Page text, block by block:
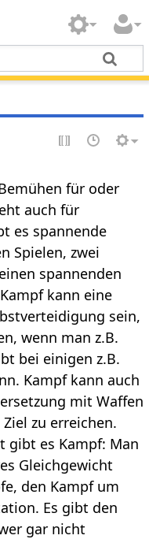
für oder
auch für
es spannende
Spielen, zwei
spannenden
kann eine
sein,
wenn man z.B.
bei einigen z.B.
Kampf kann auch
mit Waffen
zu erreichen.
gibt es Kampf: Man
Gleichgewicht
den Kampf um
Es gibt den
gar nicht